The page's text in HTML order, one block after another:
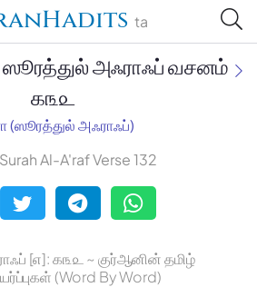
ta
அஃராஃப் வசனம்
௧௩௨
(ஸூரத்துல் அஃராஃப்)
Al-A'raf Verse 132
[௭]: ௧௩௨ ~ குர்ஆனின் தமிழ்
(Word By Word)